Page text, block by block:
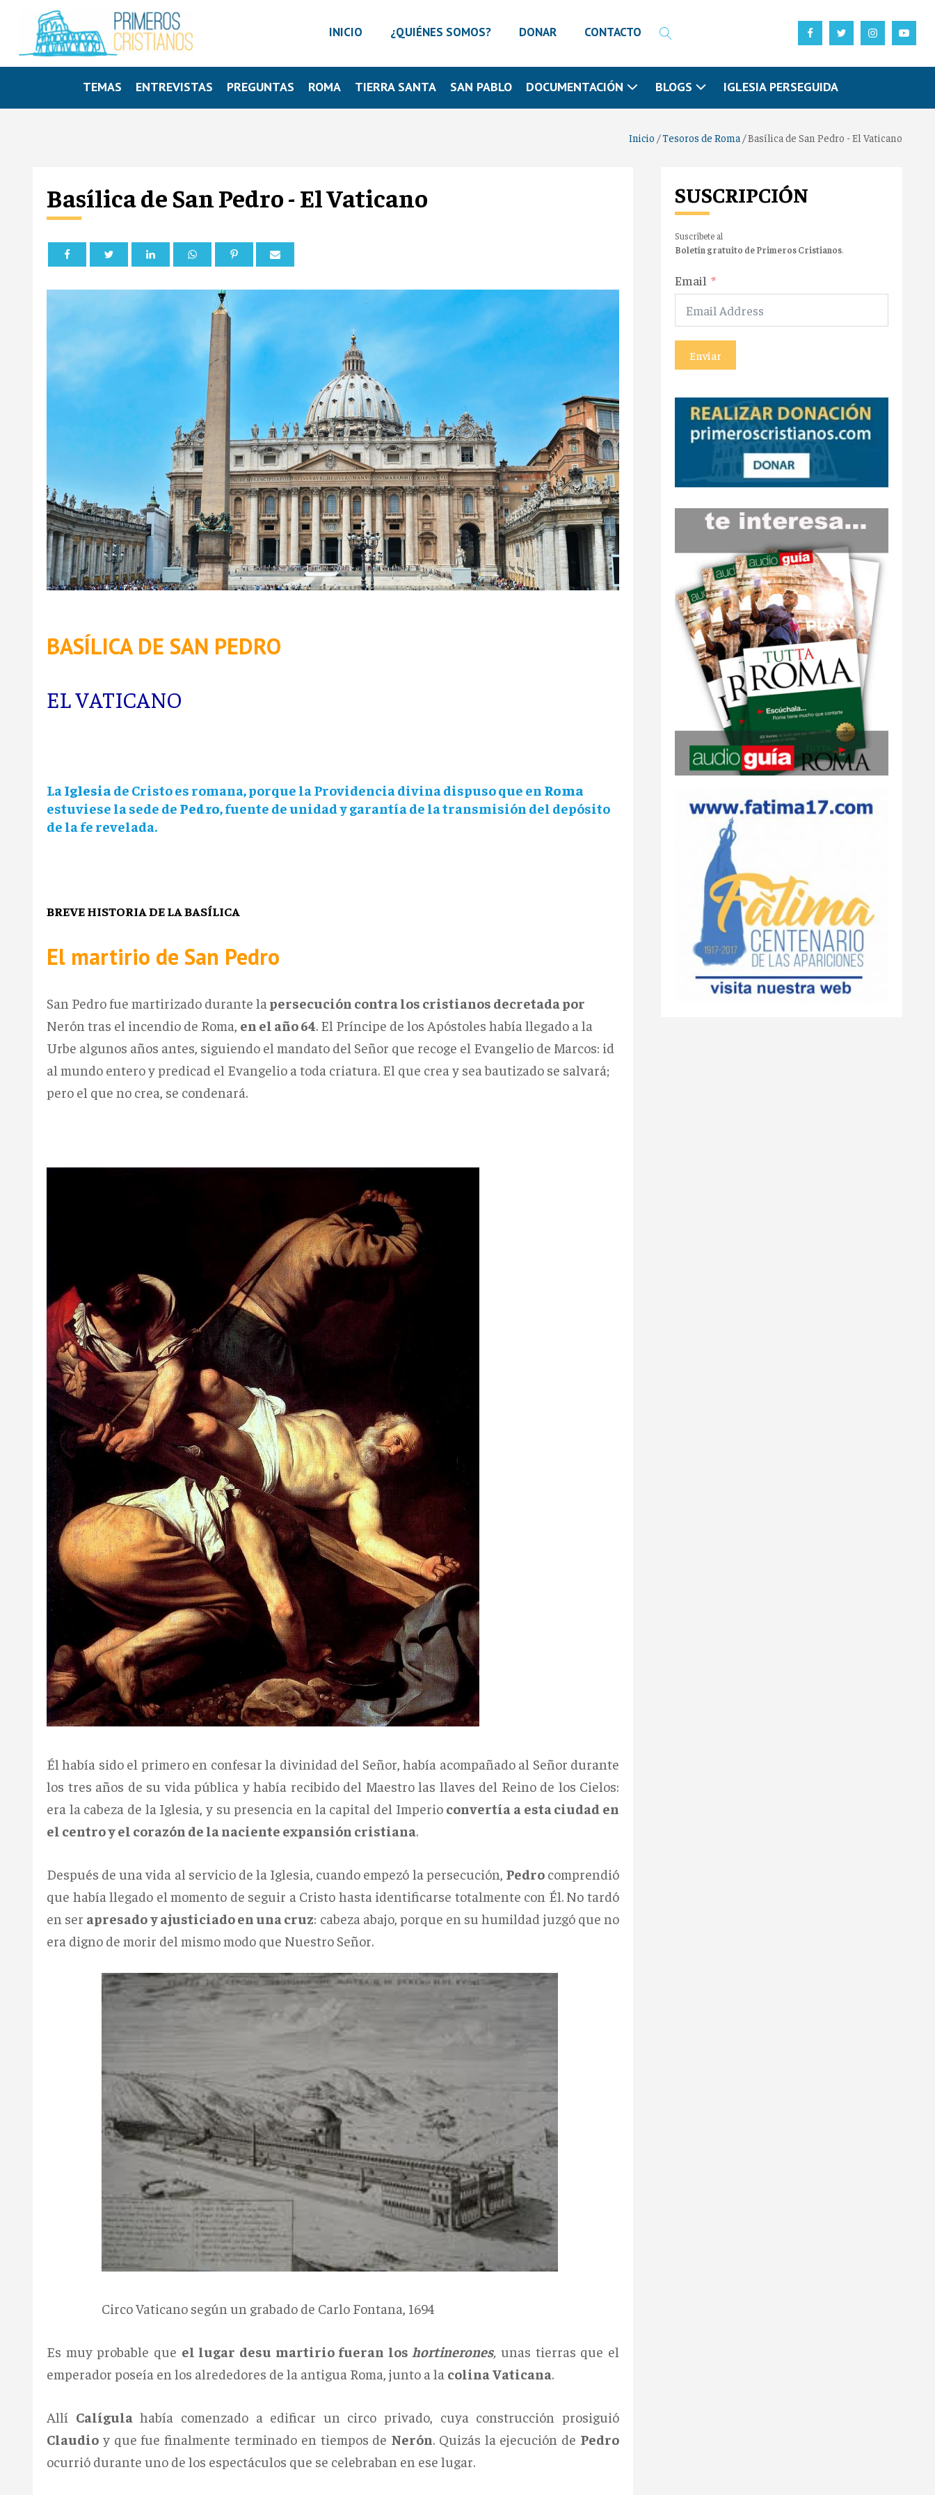
INICIO ¿QUIÉNES SOMOS? DONAR CONTACTO
TEMAS ENTREVISTAS PREGUNTAS ROMA TIERRA SANTA SAN PABLO DOCUMENTACIÓN BLOGS IGLESIA PERSEGUIDA
Inicio /Tesoros de Roma /Basílica de San Pedro - El Vaticano
Basílica de San Pedro - El Vaticano
BASÍLICA DE SAN PEDRO
EL VATICANO
La Iglesia de Cristo es romana, porque la Providencia divina dispuso que en Roma
estuviese la sede de Pedro, fuente de unidad y garantía de la transmisión del depósito
de la fe revelada.
BREVE HISTORIA DE LA BASÍLICA
El martirio de San Pedro
San Pedro fue martirizado durante la persecución contra los cristianos decretada por
Nerón tras el in­cendio de Roma, en el año 64. El Príncipe de los Apóstoles había llegado a la
Urbe algunos años antes, siguiendo el mandato del Señor que recoge el Evangelio de Marcos: id
al mundo entero y predicad el Evangelio a toda criatura. El que crea y sea bautizado se salvará;
pero el que no crea, se condenará.
Él había sido el primero en confesar la divinidad del Señor, había acompañado al Señor durante
los tres años de su vida pública y había recibido del Maestro las llaves del Reino de los Cielos:
era la cabeza de la Iglesia, y su presencia en la capital del Imperio convertía a esta ciudad en
el centro y el corazón de la naciente expansión cristiana.
Después de una vida al servicio de la Iglesia, cuando empezó la persecución, Pedrocomprendió
que había llegado el momento de seguir a Cristo hasta identificarse totalmente con Él. No tardó
en ser apresado y ajusticiado en una cruz: cabeza abajo, porque en su humildad juzgó que no
era digno de morir del mismo modo que Nuestro Señor.
Circo Vaticano según un grabado de Carlo Fontana, 1694
Es muy probable que el lugar desu martirio fueran los hortinerones,unas tierras que el
emperador poseía en los alrededores de la antigua Roma, junto a la colina Vaticana.
Allí Calígula había comenzado a edificar un circo privado, cuya construcción prosiguió
Claudio y que fue finalmente terminado en tiempos de Nerón. Quizás la ejecución de Pedro
ocurrió durante uno de los espectáculos que se celebraban en ese lugar.
SUSCRIPCIÓN
Suscríbete al
Boletín gratuito de Primeros Cristianos.
Email
Enviar